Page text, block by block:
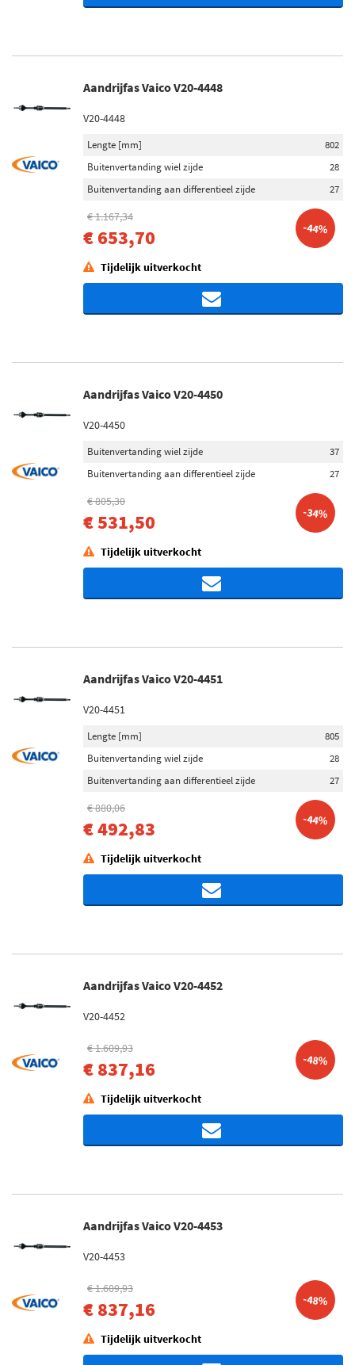
Aandrijfas Vaico V20-4448
V20-4448
Lengte [mm]
802
Buitenvertanding wiel zijde
28
Buitenvertanding aan differentieel zijde
27
€ 1.167,34
€ 653,70 -44%
Tijdelijk uitverkocht
Aandrijfas Vaico V20-4450
V20-4450
Buitenvertanding wiel zijde
37
Buitenvertanding aan differentieel zijde
27
€ 805,30
€ 531,50 -34%
Tijdelijk uitverkocht
Aandrijfas Vaico V20-4451
V20-4451
Lengte [mm]
805
Buitenvertanding wiel zijde
28
Buitenvertanding aan differentieel zijde
27
€ 880,06
€ 492,83 -44%
Tijdelijk uitverkocht
Aandrijfas Vaico V20-4452
V20-4452
€ 1.609,93
€ 837,16 -48%
Tijdelijk uitverkocht
Aandrijfas Vaico V20-4453
V20-4453
€ 1.609,93
€ 837,16 -48%
Tijdelijk uitverkocht